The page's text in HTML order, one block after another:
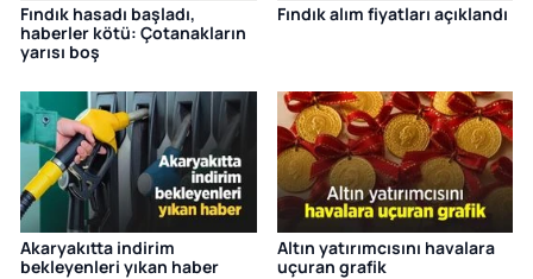
Fındık hasadı başladı,
haberler kötü: Çotanakların
yarısı boş
Fındık alım fiyatları açıklandı
Akaryakıtta indirim
bekleyenleri yıkan haber
Altın yatırımcısını havalara
uçuran grafik